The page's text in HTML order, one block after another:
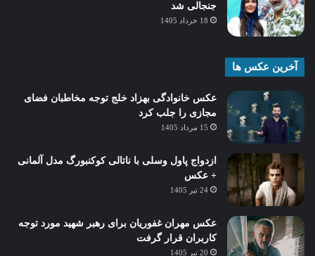
جنجالی شد
18 خرداد 1405
آخرین عکس ها
عکس خانوادگی بهزاد خلج توجه مخاطبان فضای
مجازی را جلب کرد
15 مرداد 1405
ازدواج پاول وسلی با ناتالی کوکنبورگ مدل آلمانی
+ عکس
24 تیر 1405
عکس مهران غفوریان برای رهبر شهید مورد توجه
کاربران قرار گرفت
20 تیر 1405